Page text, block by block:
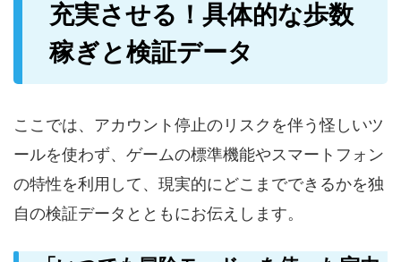
充実させる！具体的な歩数
稼ぎと検証データ
ここでは、アカウント停止のリスクを伴う怪しいツ
ールを使わず、ゲームの標準機能やスマートフォン
の特性を利用して、現実的にどこまでできるかを独
自の検証データとともにお伝えします。